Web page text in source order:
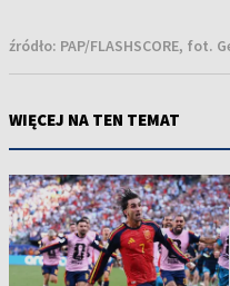
źródło: PAP/FLASHSCORE, fot.
WIĘCEJ NA TEN TEMAT